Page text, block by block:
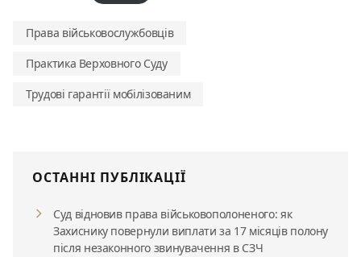
Права військовослужбовців
Практика Верховного Суду
Трудові гарантії мобілізованим
ОСТАННІ ПУБЛІКАЦІЇ
Суд відновив права військовополоненого: як
Захиснику повернули виплати за 17 місяців полону
після незаконного звинувачення в СЗЧ